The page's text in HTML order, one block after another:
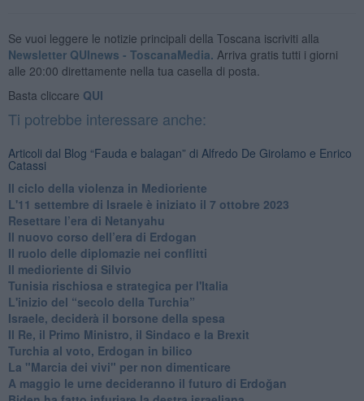
Se vuoi leggere le notizie principali della Toscana iscriviti alla
Newsletter QUInews - ToscanaMedia. Arriva gratis tutti i giorni
alle 20:00 direttamente nella tua casella di posta.
Basta cliccare QUI
Ti potrebbe interessare anche:
Articoli dal Blog “Fauda e balagan” di Alfredo De Girolamo e Enrico
Catassi
Il ciclo della violenza in Medioriente
L'11 settembre di Israele è iniziato il 7 ottobre 2023
Resettare l’era di Netanyahu
​Il nuovo corso dell’era di Erdogan
Il ruolo delle diplomazie nei conflitti
Il medioriente di Silvio
Tunisia rischiosa e strategica per l'Italia
L'inizio del “secolo della Turchia”
Israele, deciderà il borsone della spesa
Il Re, il Primo Ministro, il Sindaco e la Brexit
Turchia al voto, Erdogan in bilico
La "Marcia dei vivi" per non dimenticare
A maggio le urne decideranno il futuro di Erdoğan